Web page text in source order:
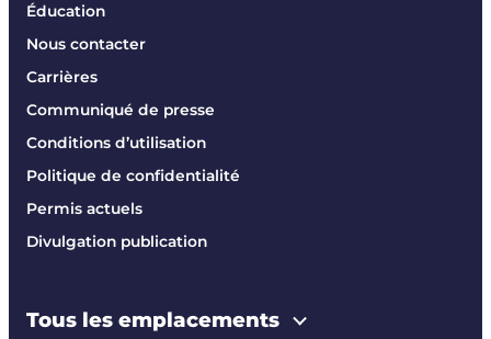
Éducation
Nous contacter
Carrières
Communiqué de presse
Conditions d’utilisation
Politique de confidentialité
Permis actuels
Divulgation publication
Tous les emplacements